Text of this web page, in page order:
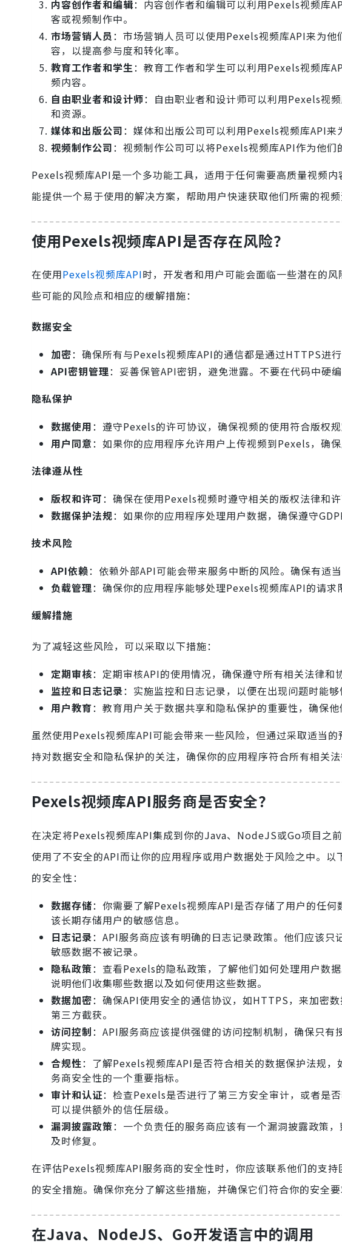
内容创作者和编辑：内容创作者和编辑可以利用Pexels视频库
客或视频制作中。
市场营销人员：市场营销人员可以使用Pexels视频库API来为
容，以提高参与度和转化率。
教育工作者和学生：教育工作者和学生可以利用Pexels视频库
频内容。
自由职业者和设计师：自由职业者和设计师可以利用Pexels视
和资源。
媒体和出版公司：媒体和出版公司可以利用Pexels视频库API来
视频制作公司：视频制作公司可以将Pexels视频库API作为他们
Pexels视频库API是一个多功能工具，适用于任何需要高质量视频
能提供一个易于使用的解决方案，帮助用户快速获取他们所需的视频
使用Pexels视频库API是否存在风险？
在使用Pexels视频库API时，开发者和用户可能会面临一些潜在的
些可能的风险点和相应的缓解措施：
数据安全
加密：确保所有与Pexels视频库API的通信都是通过HTTPS进
API密钥管理：妥善保管API密钥，避免泄露。不要在代码中硬
隐私保护
数据使用：遵守Pexels的许可协议，确保视频的使用符合版权规
用户同意：如果你的应用程序允许用户上传视频到Pexels，确
法律遵从性
版权和许可：确保在使用Pexels视频时遵守相关的版权法律和许
数据保护法规：如果你的应用程序处理用户数据，确保遵守
技术风险
API依赖：依赖外部API可能会带来服务中断的风险。确保有适
负载管理：确保你的应用程序能够处理Pexels视频库API的请求
缓解措施
为了减轻这些风险，可以采取以下措施：
定期审核：定期审核API的使用情况，确保遵守所有相关法律和
监控和日志记录：实施监控和日志记录，以便在出现问题时能够
用户教育：教育用户关于数据共享和隐私保护的重要性，确保他
虽然使用Pexels视频库API可能会带来一些风险，但通过采取适当
持对数据安全和隐私保护的关注，确保你的应用程序符合所有相关法
Pexels视频库API服务商是否安全？
在决定将Pexels视频库API集成到你的Java、NodeJS或Go项目之
使用了不安全的API而让你的应用程序或用户数据处于风险之中。
的安全性：
数据存储：你需要了解Pexels视频库API是否存储了用户的任
该长期存储用户的敏感信息。
日志记录：API服务商应该有明确的日志记录政策。他们应该
敏感数据不被记录。
隐私政策：查看Pexels的隐私政策，了解他们如何处理用户数
说明他们收集哪些数据以及如何使用这些数据。
数据加密：确保API使用安全的通信协议，如HTTPS，来加密
第三方截获。
访问控制：API服务商应该提供强健的访问控制机制，确保只
牌实现。
合规性：了解Pexels视频库API是否符合相关的数据保护法规
务商安全性的一个重要指标。
审计和认证：检查Pexels是否进行了第三方安全审计，或者是
可以提供额外的信任层级。
漏洞披露政策：一个负责任的服务商应该有一个漏洞披露政策
及时修复。
在评估Pexels视频库API服务商的安全性时，你应该联系他们的支
的安全措施。确保你充分了解这些措施，并确保它们符合你的安全
在Java、NodeJS、Go开发语言中的调用